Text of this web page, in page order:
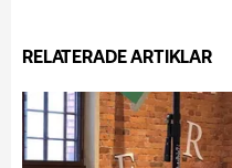
RELATERADE ARTIKLAR